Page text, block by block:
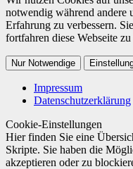
notwendig während andere
Erfahrung zu verbessern.
fortfahren diese Webseite
Nur Notwendige
Impressum
Datenschutzerklärung
Cookie-Einstellungen
Hier finden Sie eine
Skripte. Sie haben die
akzeptieren oder zu